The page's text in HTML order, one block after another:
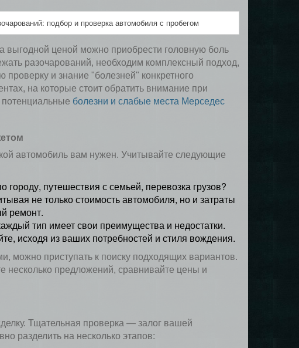
подбор и проверка автомобиля с пробегом
выгодной ценой можно приобрести головную боль
разочарований, необходим комплексный подход,
и знание "болезней" конкретного
на которые стоит обратить внимание при
болезни и слабые места Мерседес
автомобиль вам нужен. Учитывайте следующие
путешествия с семьей, перевозка грузов?
не только стоимость автомобиля, но и затраты
ремонт.
тип имеет свои преимущества и недостатки.
исходя из ваших потребностей и стиля вождения.
можно приступать к поиску подходящих вариантов.
несколько предложений, сравнивайте цены и
Тщательная проверка — залог вашей
разделить на несколько этапов: